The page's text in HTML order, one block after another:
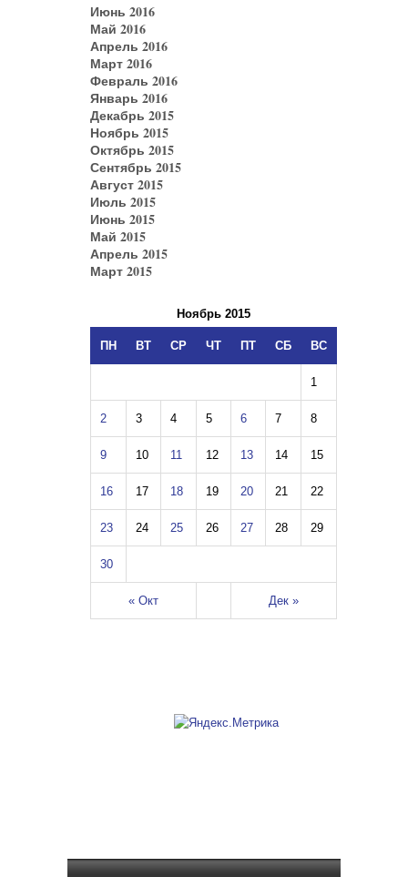
Июнь 2016
Май 2016
Апрель 2016
Март 2016
Февраль 2016
Январь 2016
Декабрь 2015
Ноябрь 2015
Октябрь 2015
Сентябрь 2015
Август 2015
Июль 2015
Июнь 2015
Май 2015
Апрель 2015
Март 2015
Ноябрь 2015
ПН ВТ СР ЧТ ПТ СБ ВС
« Окт Дек »
1
2 3 4 5 6 7 8
9 10 11 12 13 14 15
16 17 18 19 20 21 22
23 24 25 26 27 28 29
30